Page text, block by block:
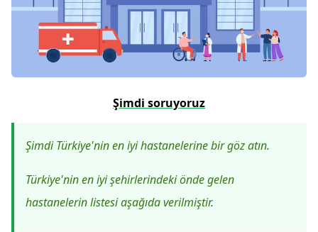
Şimdi soruyoruz
Şimdi Türkiye'nin en iyi hastanelerine bir göz atın.
Türkiye'nin en iyi şehirlerindeki önde gelen
hastanelerin listesi aşağıda verilmiştir.